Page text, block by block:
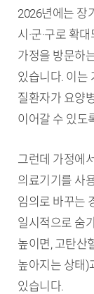
2026년에는 장
시·군·구로 확
가정을 방문하
있습니다. 이는
질환자가 요양
이어갈 수 있도
그런데 가정에
의료기기를 사
임의로 바꾸는
일시적으로 숨
높이면, 고탄산
높아지는 상태)
있습니다.